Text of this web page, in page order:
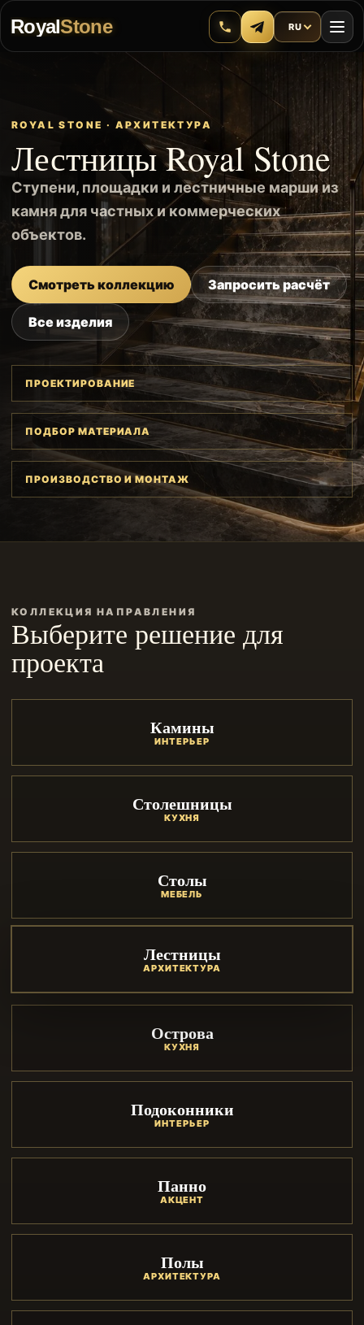
RoyalStone RU
ROYAL STONE · АРХИТЕКТУРА
Лестницы Royal Stone
Ступени, площадки и лестничные марши из
камня для частных и коммерческих
объектов.
Смотреть коллекцию Запросить расчёт
Все изделия
ПРОЕКТИРОВАНИЕ
ПОДБОР МАТЕРИАЛА
ПРОИЗВОДСТВО И МОНТАЖ
КОЛЛЕКЦИЯ НАПРАВЛЕНИЯ
Выберите решение для
проекта
Камины
ИНТЕРЬЕР
Столешницы
КУХНЯ
Столы
МЕБЕЛЬ
Лестницы
АРХИТЕКТУРА
Острова
КУХНЯ
Подоконники
ИНТЕРЬЕР
Панно
АКЦЕНТ
Полы
АРХИТЕКТУРА